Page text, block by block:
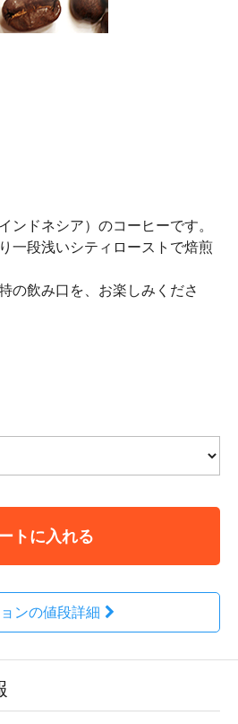
ンドネシア）のコーヒーです。
一段浅いシティローストで焙煎
の飲み口を、お楽しみくださ
トに入れる
ンの値段詳細